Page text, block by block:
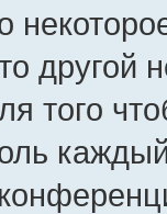
другой
того